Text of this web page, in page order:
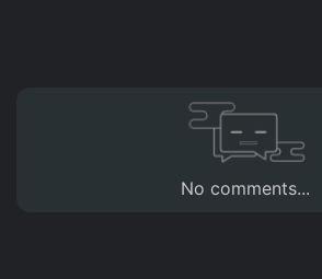
No comments...